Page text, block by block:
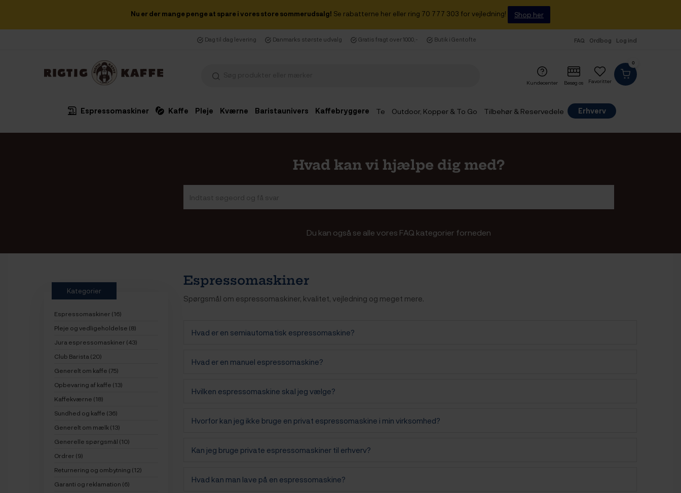
Nu er der mange penge at spare i vores store sommerudsalg! Se rabatterne her eller ring 70 777 303 for vejledning! Shop her
Dag til dag levering Danmarks største udvalg Gratis fragt over 1000,- Butik i Gentofte FAQ Ordbog Log ind
0
Favoritter
Kundecenter Besøg os
Espressomaskiner Kaffe Pleje Kværne Baristaunivers Kaffebryggere Te Outdoor, Kopper & To Go Tilbehør & Reservedele
Erhverv
Kategorier
Espressomaskiner (16)
Pleje og vedligeholdelse (8)
Jura espressomaskiner (43)
Club Barista (20)
Generelt om kaffe (75)
Opbevaring af kaffe (13)
Kaffekværne (18)
Sundhed og kaffe (36)
Generelt om mælk (13)
Generelle spørgsmål (10)
Ordrer (9)
Returnering og ombytning (12)
Garanti og reklamation (6)
Hvad kan vi hjælpe dig med?
Du kan også se alle vores FAQ kategorier forneden
Espressomaskiner
Spørgsmål om espressomaskiner, kvalitet, vejledning og meget mere.
Hvad er en semiautomatisk espressomaskine?
Hvad er en manuel espressomaskine?
Hvilken espressomaskine skal jeg vælge?
Hvorfor kan jeg ikke bruge en privat espressomaskine i min virksomhed?
Kan jeg bruge private espressomaskiner til erhverv?
Hvad kan man lave på en espressomaskine?